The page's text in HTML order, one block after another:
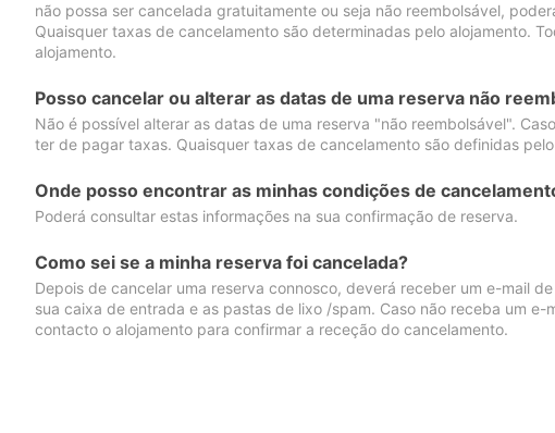
não possa ser cancelada gratuitamente ou seja não reembolsável,
Quaisquer taxas de cancelamento são determinadas pelo alojamento.
alojamento.
Posso cancelar ou alterar as datas de uma reserva não
Não é possível alterar as datas de uma reserva "não reembolsável".
ter de pagar taxas. Quaisquer taxas de cancelamento são definidas
Onde posso encontrar as minhas condições de
Poderá consultar estas informações na sua confirmação de reserva.
Como sei se a minha reserva foi cancelada?
Depois de cancelar uma reserva connosco, deverá receber um e-mail
sua caixa de entrada e as pastas de lixo /spam. Caso não receba um
contacto o alojamento para confirmar a receção do cancelamento.